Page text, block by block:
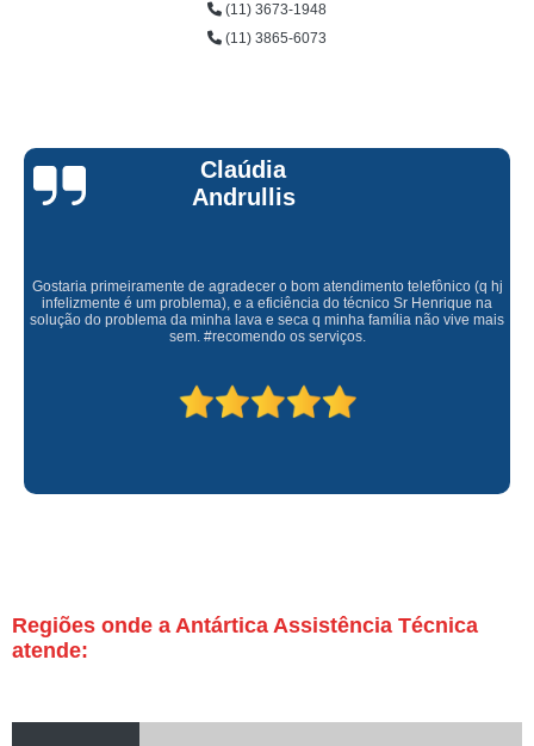
(11) 3673-1948
(11) 3865-6073
Claúdia
Andrullis
Gostaria primeiramente de agradecer o bom atendimento telefônico (q hj
infelizmente é um problema), e a eficiência do técnico Sr Henrique na
solução do problema da minha lava e seca q minha família não vive mais
sem. #recomendo os serviços.
Regiões onde a Antártica Assistência Técnica
atende: